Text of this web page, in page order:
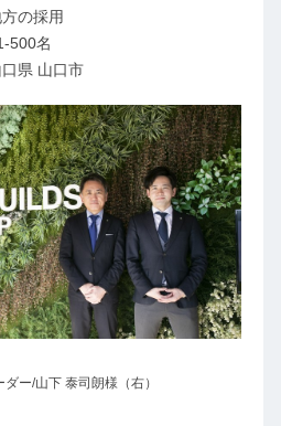
の採用
500名
県 山口市
ー/山下 泰司朗様（右）